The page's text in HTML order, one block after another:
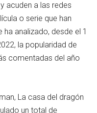
acuden a las redes
o serie que han
analizado, desde el 1
la popularidad de
comentadas del año
La casa del dragón
un total de